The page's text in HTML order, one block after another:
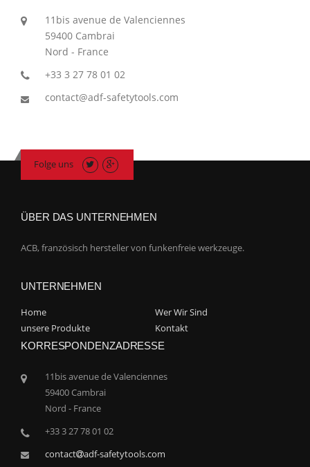
11bis avenue de Valenciennes
59400 Cambrai
Nord - France
+33 3 27 78 01 02
contact@adf-safetytools.com
Folge uns
ÜBER DAS UNTERNEHMEN
ACB, französisch hersteller von funkenfreie werkzeuge.
UNTERNEHMEN
Home
Wer Wir Sind
unsere Produkte
Kontakt
KORRESPONDENZADRESSE
11bis avenue de Valenciennes
59400 Cambrai
Nord - France
+33 3 27 78 01 02
contact
adf-safetytools.com